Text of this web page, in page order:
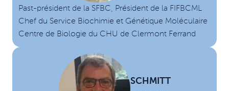
Past-président de la SFBC, Président de la FIFBCML
Chef du Service Biochimie et Génétique Moléculaire
Centre de Biologie du CHU de Clermont Ferrand
SCHMITT